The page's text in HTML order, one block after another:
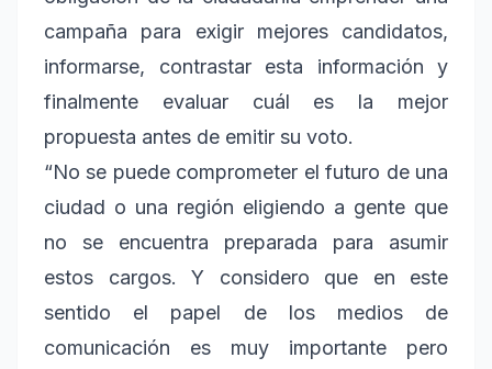
campaña para exigir mejores candidatos,
informarse, contrastar esta información y
finalmente evaluar cuál es la mejor
propuesta antes de emitir su voto.
“No se puede comprometer el futuro de una
ciudad o una región eligiendo a gente que
no se encuentra preparada para asumir
estos cargos. Y considero que en este
sentido el papel de los medios de
comunicación es muy importante pero